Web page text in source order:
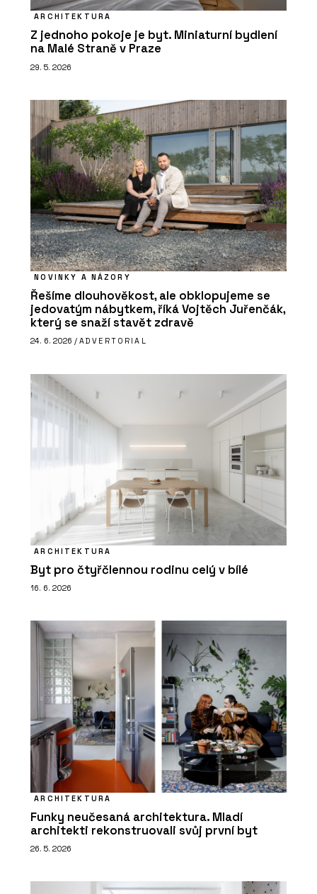
ARCHITEKTURA
Z jednoho pokoje je byt. Miniaturní bydlení
na Malé Straně v Praze
29. 5. 2026
NOVINKY A NÁZORY
Řešíme dlouhověkost, ale obklopujeme se
jedovatým nábytkem, říká Vojtěch Juřenčák,
který se snaží stavět zdravě
24. 6. 2026 / ADVERTORIAL
ARCHITEKTURA
Byt pro čtyřčlennou rodinu celý v bílé
16. 6. 2026
ARCHITEKTURA
Funky neučesaná architektura. Mladí
architekti rekonstruovali svůj první byt
26. 5. 2026